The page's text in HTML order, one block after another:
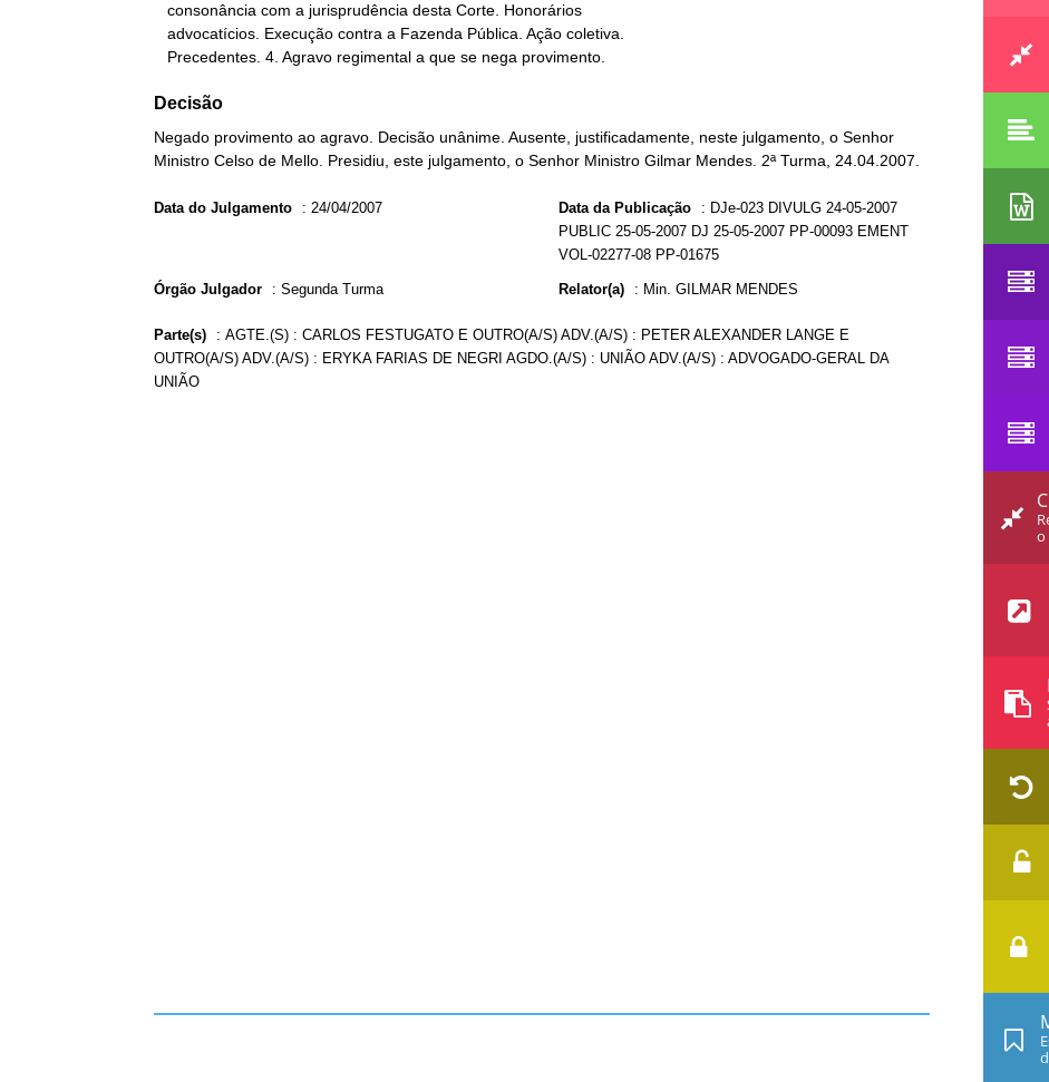
   Precedentes. 4. Agravo regimental a que se nega provimento.
Decisão
Negado provimento ao agravo. Decisão unânime. Ausente, justificadamente, neste julgamento, o Senhor
Ministro Celso de Mello. Presidiu, este julgamento, o Senhor Ministro Gilmar Mendes. 2ª Turma, 24.04.2007.
Data do Julgamento : 24/04/2007 Data da Publicação : DJe-023 DIVULG 24-05-2007
PUBLIC 25-05-2007 DJ 25-05-2007 PP-00093 EMENT
VOL-02277-08 PP-01675
Órgão Julgador : Segunda Turma Relator(a) : Min. GILMAR MENDES
Parte(s) : AGTE.(S) : CARLOS FESTUGATO E OUTRO(A/S) ADV.(A/S) : PETER ALEXANDER LANGE E
OUTRO(A/S) ADV.(A/S) : ERYKA FARIAS DE NEGRI AGDO.(A/S) : UNIÃO ADV.(A/S) : ADVOGADO-GERAL DA
UNIÃO
o